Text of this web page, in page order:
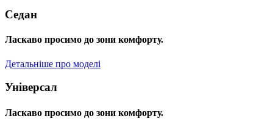
Седан
Ласкаво просимо до зони комфорту.
Детальніше про моделі
Універсал
Ласкаво просимо до зони комфорту.